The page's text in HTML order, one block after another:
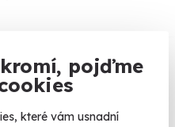
pojďme
které vám usnadní